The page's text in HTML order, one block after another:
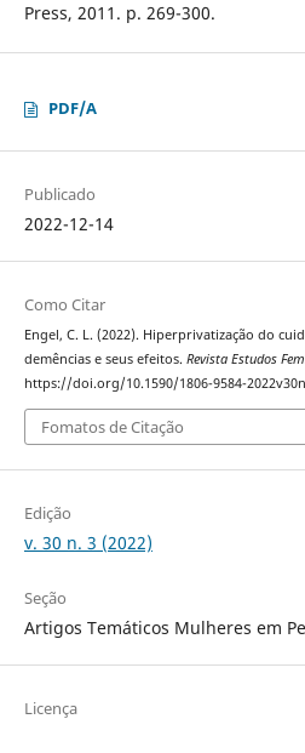
Press, 2011. p. 269-300.
PDF/A
Publicado
2022-12-14
Como Citar
Engel, C. L. (2022). Hiperprivatização do
demências e seus efeitos. Revista Estudos
https://doi.org/10.1590/1806-9584-
Fomatos de Citação
Edição
v. 30 n. 3 (2022)
Seção
Artigos Temáticos Mulheres em
Licença